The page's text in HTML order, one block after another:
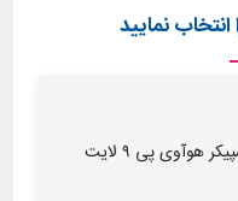
نمایید
پی ۹ لایت